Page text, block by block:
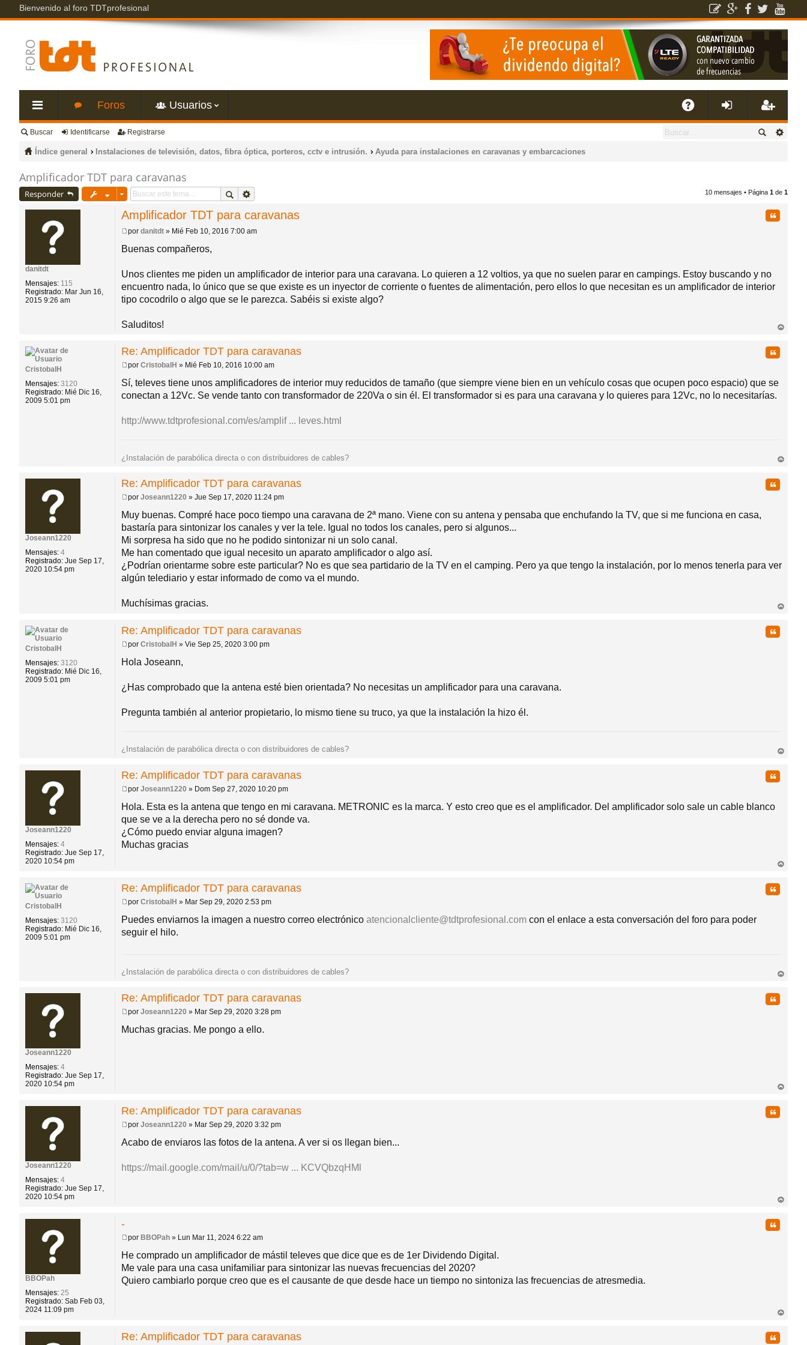
Bienvenido al foro TDTprofesional
nl
es
rá
do
Foros Usuarios
A
fic
eg
ra
rs
Buscar Identificarse Registrarse
Índice general Instalaciones de televisión, datos, fibra óptica, porteros, cctv e intrusión. Ayuda para instalaciones en caravanas y embarcaciones
Amplificador TDT para caravanas
Responder 10 mensajes • Página 1 de 1
danitdt
Mensajes: 115
Registrado: Mar Jun 16,
2015 9:26 am
Amplificador TDT para caravanas Citar
M
e
n
a
j
e
por danitdt » Mié Feb 10, 2016 7:00 am
Buenas compañeros,
Unos clientes me piden un amplificador de interior para una caravana. Lo quieren a 12 voltios, ya que no suelen parar en campings. Estoy buscando y no
encuentro nada, lo único que se que existe es un inyector de corriente o fuentes de alimentación, pero ellos lo que necesitan es un amplificador de interior
tipo cocodrilo o algo que se le parezca. Sabéis si existe algo?
Saluditos!
CristobalH
Mensajes: 3120
Registrado: Mié Dic 16,
2009 5:01 pm
Re: Amplificador TDT para caravanas Citar
e
n
s
e
por CristobalH » Mié Feb 10, 2016 10:00 am
Sí, televes tiene unos amplificadores de interior muy reducidos de tamaño (que siempre viene bien en un vehículo cosas que ocupen poco espacio) que se
conectan a 12Vc. Se vende tanto con transformador de 220Va o sin él. El transformador si es para una caravana y lo quieres para 12Vc, no lo necesitarías.
http://www.tdtprofesional.com/es/amplif ... leves.html
¿Instalación de parabólica directa o con distribuidores de cables?
Joseann1220
Mensajes: 4
Registrado: Jue Sep 17,
2020 10:54 pm
Re: Amplificador TDT para caravanas Citar
e
n
s
a
j
e
por Joseann1220 » Jue Sep 17, 2020 11:24 pm
Muy buenas. Compré hace poco tiempo una caravana de 2ª mano. Viene con su antena y pensaba que enchufando la TV, que si me funciona en casa,
bastaría para sintonizar los canales y ver la tele. Igual no todos los canales, pero si algunos...
Mi sorpresa ha sido que no he podido sintonizar ni un solo canal.
Me han comentado que igual necesito un aparato amplificador o algo así.
¿Podrían orientarme sobre este particular? No es que sea partidario de la TV en el camping. Pero ya que tengo la instalación, por lo menos tenerla para ver
algún telediario y estar informado de como va el mundo.
Muchísimas gracias.
CristobalH
Mensajes: 3120
Registrado: Mié Dic 16,
2009 5:01 pm
Re: Amplificador TDT para caravanas Citar
e
n
a
j
por CristobalH » Vie Sep 25, 2020 3:00 pm
Hola Joseann,
¿Has comprobado que la antena esté bien orientada? No necesitas un amplificador para una caravana.
Pregunta también al anterior propietario, lo mismo tiene su truco, ya que la instalación la hizo él.
¿Instalación de parabólica directa o con distribuidores de cables?
Joseann1220
Mensajes: 4
Registrado: Jue Sep 17,
2020 10:54 pm
Re: Amplificador TDT para caravanas Citar
e
n
s
a
j
e
por Joseann1220 » Dom Sep 27, 2020 10:20 pm
Hola. Esta es la antena que tengo en mi caravana. METRONIC es la marca. Y esto creo que es el amplificador. Del amplificador solo sale un cable blanco
que se ve a la derecha pero no sé donde va.
¿Cómo puedo enviar alguna imagen?
Muchas gracias
CristobalH
Mensajes: 3120
Registrado: Mié Dic 16,
2009 5:01 pm
Re: Amplificador TDT para caravanas Citar
e
n
s
por CristobalH » Mar Sep 29, 2020 2:53 pm
Puedes enviarnos la imagen a nuestro correo electrónico atencionalcliente@tdtprofesional.com con el enlace a esta conversación del foro para poder
seguir el hilo.
¿Instalación de parabólica directa o con distribuidores de cables?
Joseann1220
Mensajes: 4
Registrado: Jue Sep 17,
2020 10:54 pm
Re: Amplificador TDT para caravanas Citar
e
n
por Joseann1220 » Mar Sep 29, 2020 3:28 pm
Muchas gracias. Me pongo a ello.
Joseann1220
Mensajes: 4
Registrado: Jue Sep 17,
2020 10:54 pm
Re: Amplificador TDT para caravanas Citar
e
n
a
j
por Joseann1220 » Mar Sep 29, 2020 3:32 pm
Acabo de enviaros las fotos de la antena. A ver si os llegan bien...
https://mail.google.com/mail/u/0/?tab=w ... KCVQbzqHMl
BBOPah
Mensajes: 25
Registrado: Sab Feb 03,
2024 11:09 pm
- Citar
e
n
s
a
j
por BBOPah » Lun Mar 11, 2024 6:22 am
He comprado un amplificador de mástil televes que dice que es de 1er Dividendo Digital.
Me vale para una casa unifamiliar para sintonizar las nuevas frecuencias del 2020?
Quiero cambiarlo porque creo que es el causante de que desde hace un tiempo no sintoniza las frecuencias de atresmedia.
Re: Amplificador TDT para caravanas Citar